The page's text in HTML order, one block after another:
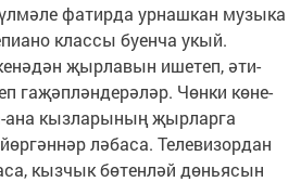
фатирда урнашкан музыка
классы буенча укый.
җырлавын ишетеп, әти-
гаҗәпләндерәләр. Чөнки көне-
ана кызларының җырларга
ләбаса. Телевизордан
кызчык бөтенләй дөньясын